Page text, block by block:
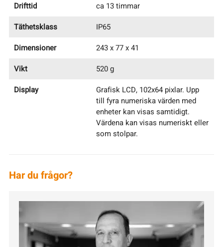
Drifttid
ca 13 timmar
Täthetsklass
IP65
Dimensioner
243 x 77 x 41
Vikt
520 g
Display
Grafisk LCD, 102x64 pixlar. Upp
till fyra numeriska värden med
enheter kan visas samtidigt.
Värdena kan visas numeriskt eller
som stolpar.
Har du frågor?